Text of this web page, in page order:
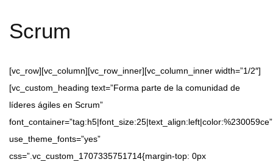
Scrum
[vc_row][vc_column][vc_row_inner][vc_column_inner width=”1/2″]
[vc_custom_heading text=”Forma parte de la comunidad de
líderes ágiles en Scrum”
font_container=”tag:h5|font_size:25|text_align:left|color:%230059ce”
use_theme_fonts=”yes”
css=”.vc_custom_1707335751714{margin-top: 0px